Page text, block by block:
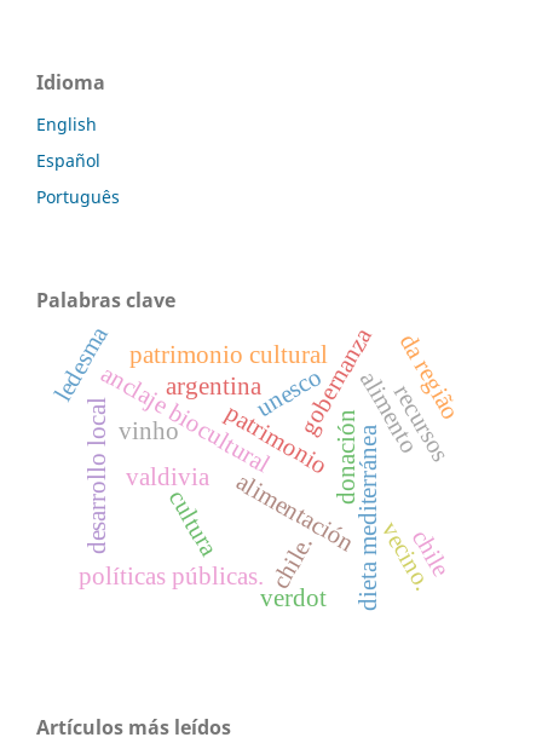
Idioma
English
Español
Português
Palabras clave
alimentación
patrimonio
cultura
unesco
dieta mediterránea
alimento
donación
vecino.
gobernanza
anclaje biocultural
políticas públicas.
desarrollo local recursos
argentina
patrimonio cultural
chile. chile
verdot
valdivia
ledesma
vinho
da região
Artículos más leídos